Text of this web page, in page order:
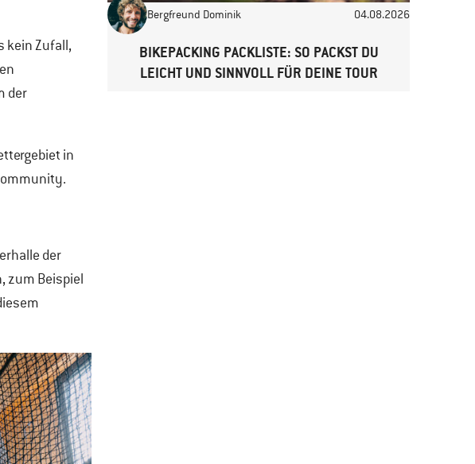
kein Zufall,
der
in
der
zum Beispiel
Bergfreund Dominik 04.08.2026
BIKEPACKING PACKLISTE: SO PACKST DU
LEICHT UND SINNVOLL FÜR DEINE TOUR